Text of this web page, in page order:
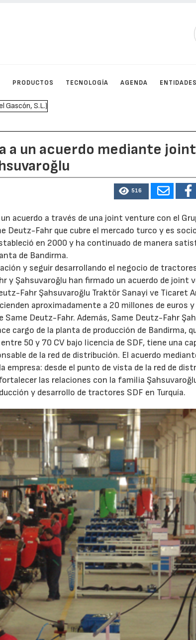
PRODUCTOS TECNOLOGÍA AGENDA ENTIDADES
a un acuerdo mediante
516
acuerdo a través de una joint venture con el
Deutz-Fahr que cubre el mercado turco y es
en 2000 y ha continuado de manera
de Bandirma.
y seguir desarrollando el negocio de
y Şahsuvaroğlu han firmado un acuerdo de joint
Fahr Şahsuvaroğlu Traktör Sanayi ve Ticaret
aproximadamente a 20 millones de euros
Deutz-Fahr. Además, Same Deutz-Fahr
cargo de la planta de producción de Bandirma,
50 y 70 CV bajo licencia de SDF, tiene una
de la red de distribución. El acuerdo
desde el punto de vista de la red de
las relaciones con la familia
y desarrollo de tractores SDF en Turquía.